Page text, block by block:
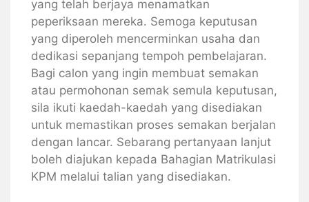
yang telah berjaya menamatkan
peperiksaan mereka. Semoga keputusan
yang diperoleh mencerminkan usaha dan
dedikasi sepanjang tempoh pembelajaran.
Bagi calon yang ingin membuat semakan
atau permohonan semak semula keputusan,
sila ikuti kaedah-kaedah yang disediakan
untuk memastikan proses semakan berjalan
dengan lancar. Sebarang pertanyaan lanjut
boleh diajukan kepada Bahagian Matrikulasi
KPM melalui talian yang disediakan.